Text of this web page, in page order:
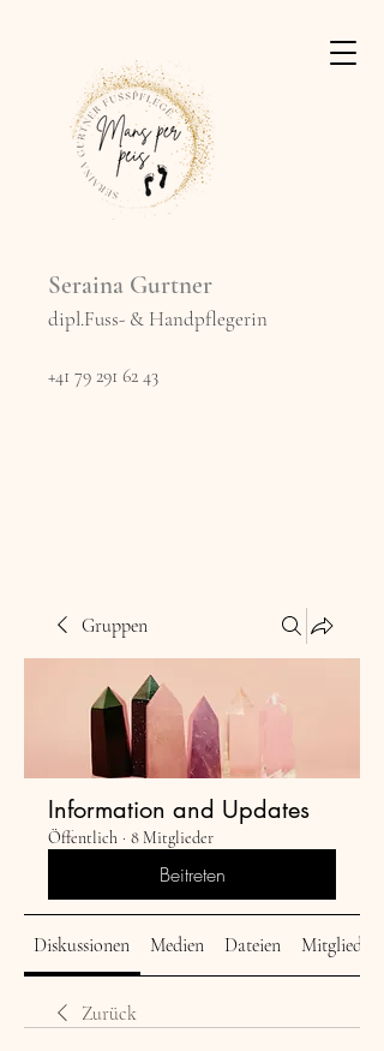
Seraina Gurtner
dipl.Fuss- & Handpflegerin
+41 79 291 62 43
Gruppen
Information and Updates
Öffentlich · 8 Mitglieder
Beitreten
Diskussionen Medien Dateien Mitglieder
Zurück